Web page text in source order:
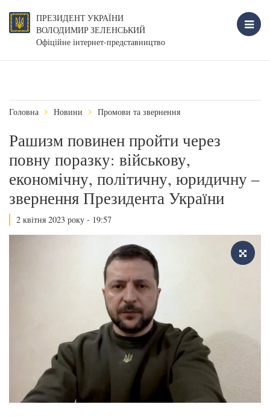
ПРЕЗИДЕНТ УКРАЇНИ
ВОЛОДИМИР ЗЕЛЕНСЬКИЙ
Офіційне інтернет-представництво
Головна Новини Промови та звернення
Рашизм повинен пройти через
повну поразку: військову,
економічну, політичну, юридичну –
звернення Президента України
2 квітня 2023 року - 19:57